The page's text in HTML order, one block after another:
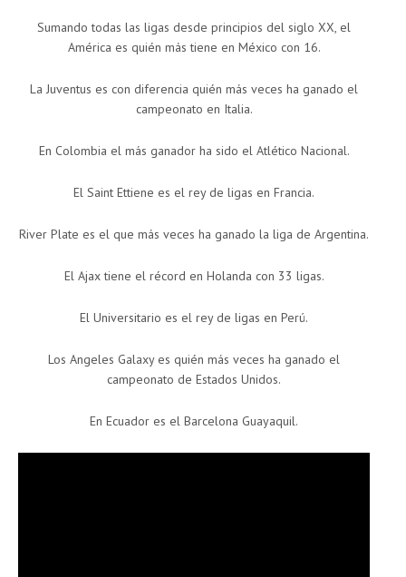
Sumando todas las ligas desde principios del siglo XX, el
América es quién más tiene en México con 16.
La Juventus es con diferencia quién más veces ha ganado el
campeonato en Italia.
En Colombia el más ganador ha sido el Atlético Nacional.
El Saint Ettiene es el rey de ligas en Francia.
River Plate es el que más veces ha ganado la liga de Argentina.
El Ajax tiene el récord en Holanda con 33 ligas.
El Universitario es el rey de ligas en Perú.
Los Angeles Galaxy es quién más veces ha ganado el
campeonato de Estados Unidos.
En Ecuador es el Barcelona Guayaquil.